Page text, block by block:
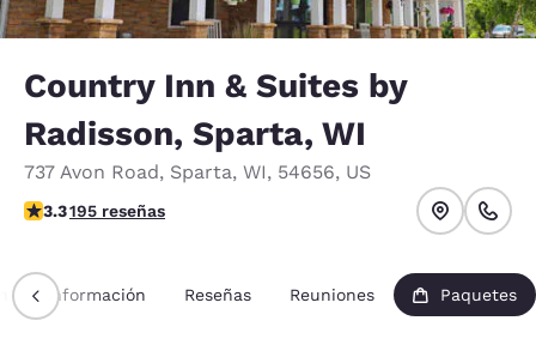
Country Inn & Suites by
Radisson, Sparta, WI
737 Avon Road, Sparta, WI, 54656, US
Calificación de 3.28 estrellas. Bueno.
3.3195 reseñas
Información Reseñas Reuniones Paquetes